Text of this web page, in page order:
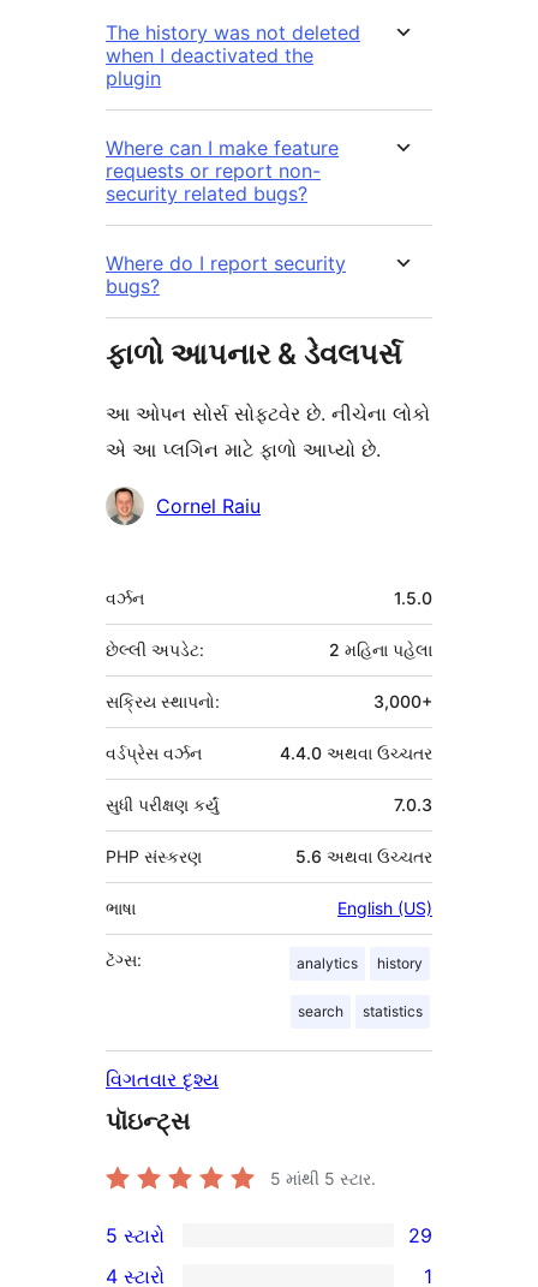
The history was not deleted
when I deactivated the
plugin
Where can I make feature
requests or report non-
security related bugs?
Where do I report security
bugs?
ફાળો આપનાર & ડેવલપર્સ
આ ઓપન સોર્સ સોફ્ટવેર છે. નીચેના લોકો
એ આ પ્લગિન માટે ફાળો આપ્યો છે.
ફાળો
Cornel Raiu
મેટા
વર્ઝન 1.5.0
છેલ્લી અપડેટ: 2 મહિના પહેલા
સક્રિય સ્થાપનો: 3,000+
વર્ડપ્રેસ વર્ઝન 4.4.0 અથવા ઉચ્ચતર
7.0.3
સુધી પરીક્ષણ કર્યું
PHP સંસ્કરણ 5.6 અથવા ઉચ્ચતર
ભાષા English (US)
ટૅગ્સ: analytics history
search statistics
વિગતવાર દૃશ્ય
પૉઇન્ટ્સ
5 માંથી 5 સ્ટાર.
29
5 સ્ટારો 29
4 સ્ટારો 1